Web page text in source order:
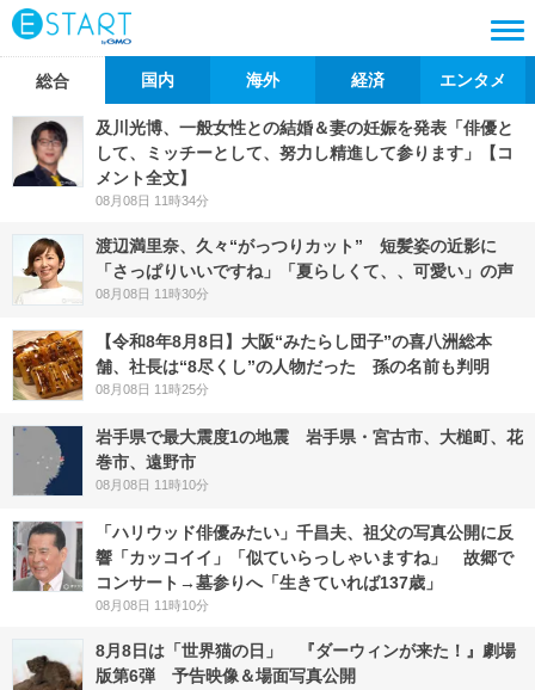
総合 国内 海外 経済 エンタメ
及川光博、一般女性との結婚＆妻の妊娠を発表「俳優と
して、ミッチーとして、努力し精進して参ります」【コ
メント全文】
08月08日 11時34分
渡辺満里奈、久々“がっつりカット” 短髪姿の近影に
「さっぱりいいですね」「夏らしくて、、可愛い」の声
08月08日 11時30分
【令和8年8月8日】大阪“みたらし団子”の喜八洲総本
舗、社長は“8尽くし”の人物だった 孫の名前も判明
08月08日 11時25分
岩手県で最大震度1の地震 岩手県・宮古市、大槌町、花
巻市、遠野市
08月08日 11時10分
「ハリウッド俳優みたい」千昌夫、祖父の写真公開に反
響「カッコイイ」「似ていらっしゃいますね」 故郷で
コンサート→墓参りへ「生きていれば137歳」
08月08日 11時10分
8月8日は「世界猫の日」 『ダーウィンが来た！』劇場
版第6弾 予告映像＆場面写真公開